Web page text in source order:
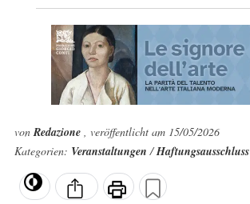
vonRedazione , veröffentlicht am 15/05/2026
Kategorien: Veranstaltungen/Haftungsausschluss